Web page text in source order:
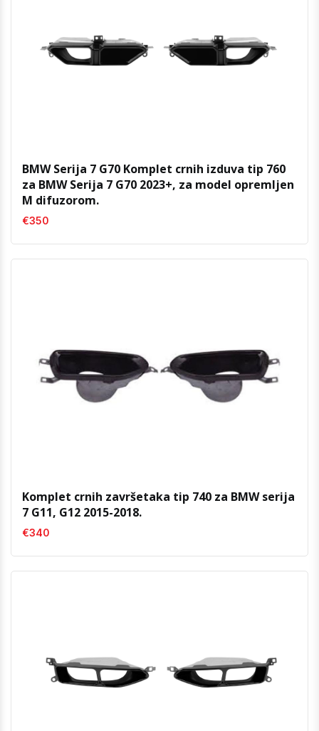
BMW Serija 7 G70 Komplet crnih izduva tip 760
za BMW Serija 7 G70 2023+, za model opremljen
M difuzorom.
€350
Komplet crnih završetaka tip 740 za BMW serija
7 G11, G12 2015-2018.
€340